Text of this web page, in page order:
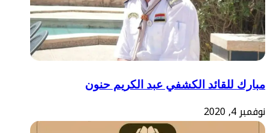
مبارك للقائد الكشفي عبد الكريم حنون
نوفمبر 4, 2020